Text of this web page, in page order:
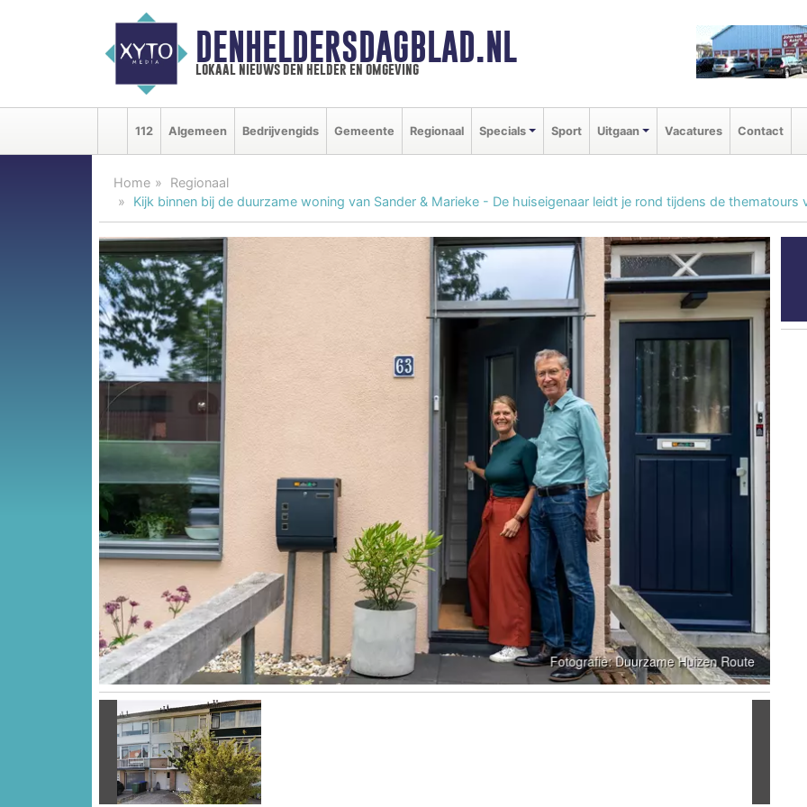
DENHELDERSDAGBLAD.NL
lokaal nieuws den helder en omgeving
112 Algemeen Bedrijvengids Gemeente Regionaal Specials Sport Uitgaan Vacatures Contact
Home
Regionaal
Kijk binnen bij de duurzame woning van Sander & Marieke - De huiseigenaar leidt je rond tijdens de thematours
Vorige